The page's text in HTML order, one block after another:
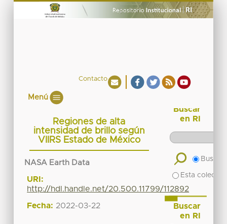
Contacto
Menú
Regiones de alta
intensidad de brillo según
VIIRS Estado de México
NASA Earth Data
URI:
http://hdl.handle.net/20.500.11799/112892
Fecha: 2022-03-22
Buscar
en RI
Buscar
Esta
Buscar
en RI